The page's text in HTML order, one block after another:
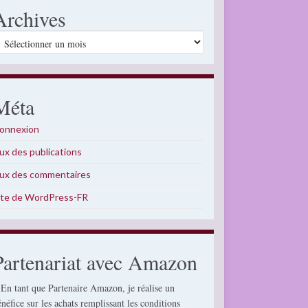
des publications
des commentaires
de WordPress-FR
avec Amazon
tant que Partenaire Amazon, je réalise un
sur les achats remplissant les conditions